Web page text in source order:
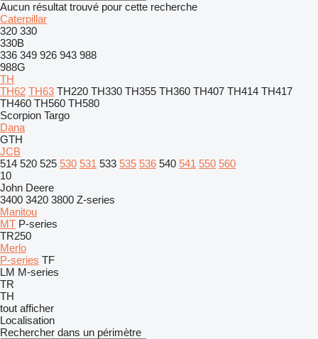
Aucun résultat trouvé pour cette recherche
Caterpillar
320 330
330B
336 349 926 943 988
988G
TH
TH62 TH63 TH220 TH330 TH355 TH360 TH407 TH414 TH417
TH460 TH560 TH580
Scorpion Targo
Dana
GTH
JCB
514 520 525 530 531 533 535 536 540 541 550 560
10
John Deere
3400 3420 3800 Z-series
Manitou
MT P-series
TR250
Merlo
P-series TF
LM M-series
TR
TH
tout afficher
Localisation
Rechercher dans un périmètre